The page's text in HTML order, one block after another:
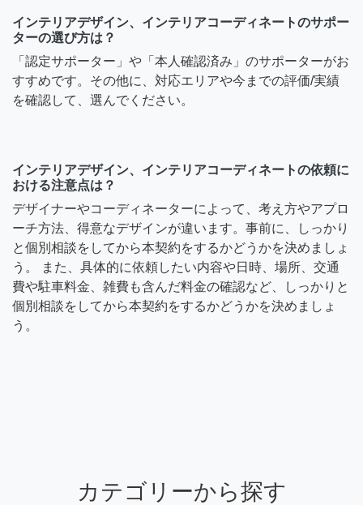
インテリアデザイン、インテリアコーディネートのサポー
ターの選び方は？
「認定サポーター」や「本人確認済み」のサポーターがお
すすめです。その他に、対応エリアや今までの評価/実績
を確認して、選んでください。
インテリアデザイン、インテリアコーディネートの依頼に
おける注意点は？
デザイナーやコーディネーターによって、考え方やアプロ
ーチ方法、得意なデザインが違います。事前に、しっかり
と個別相談をしてから本契約をするかどうかを決めましょ
う。 また、具体的に依頼したい内容や日時、場所、交通
費や駐車料金、雑費も含んだ料金の確認など、しっかりと
個別相談をしてから本契約をするかどうかを決めましょ
う。
カテゴリーから探す